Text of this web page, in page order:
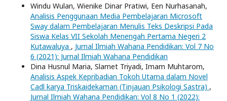
Windu Wulan, Wienike Dinar Pratiwi, Een Nurhasanah,
Analisis Penggunaan Media Pembelajaran Microsoft
Sway dalam Pembelajaran Menulis Teks Deskripsi Pada
Siswa Kelas VII Sekolah Menengah Pertama Negeri 2
Kutawaluya , Jurnal Ilmiah Wahana Pendidikan: Vol 7 No
6 (2021): Jurnal Ilmiah Wahana Pendidikan
Dina Husnul Maria, Slamet Triyadi, Imam Muhtarom,
Analisis Aspek Kepribadian Tokoh Utama dalam Novel
Cadl karya Triskaidekaman (Tinjauan Psikologi Sastra) ,
Jurnal Ilmiah Wahana Pendidikan: Vol 8 No 1 (2022):